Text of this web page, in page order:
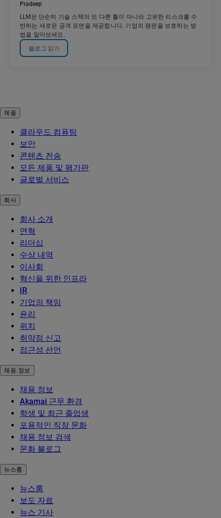
Pradeep
LLM은 단순히 기술 스택의 또 다른 툴이 아니라 고유한 리스크를 수
반하는 새로운 공격 표면을 제공합니다. 기업의 평판을 보호하는 방
법을 알아보세요.
블로그 읽기
제품
클라우드 컴퓨팅
보안
콘텐츠 전송
모든 제품 및 평가판
글로벌 서비스
회사
회사 소개
연혁
리더십
수상 내역
이사회
혁신을 위한 인프라
IR
기업의 책임
윤리
위치
취약점 신고
접근성 선언
채용 정보
채용 정보
Akamai 근무 환경
학생 및 최근 졸업생
포용적인 직장 문화
채용 정보 검색
문화 블로그
뉴스룸
뉴스룸
보도 자료
뉴스 기사